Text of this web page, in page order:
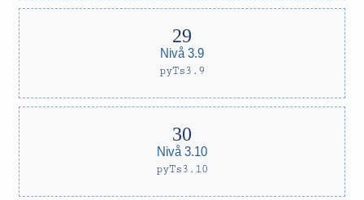
Nivå 3.9
pyTs3.9
Nivå 3.10
pyTs3.10